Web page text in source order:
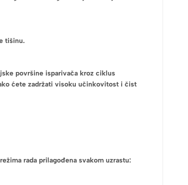
tišinu.
površine isparivača kroz ciklus
ćete zadržati visoku učinkovitost i čist
rada prilagođena svakom uzrastu: